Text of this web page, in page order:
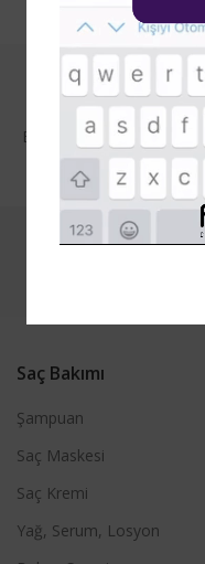
Fanola
E-Bülten'e katılarak
Saç Bakımı
Şampuan
Saç Maskesi
Saç Kremi
Yağ, Serum, Losyon